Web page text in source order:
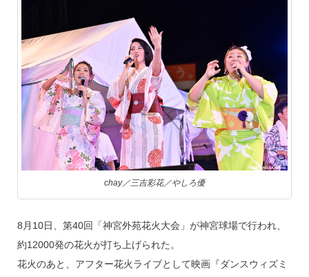
a
d
s
n
e
b
o
o
k
chay／三吉彩花／やしろ優
8月10日、第40回「神宮外苑花火大会」が神宮球場で行われ、
約12000発の花火が打ち上げられた。
花火のあと、アフター花火ライブとして映画『ダンスウィズミ